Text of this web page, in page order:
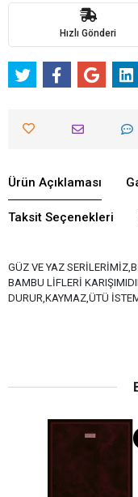
Hızlı Gönderi
Ürün Açıklaması
Taksit Seçenekleri
GÜZ VE YAZ
BAMBU LİFLERİ
DURUR,KAYMAZ,ÜTÜ